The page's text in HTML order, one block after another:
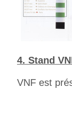
4. Stand
VNF est